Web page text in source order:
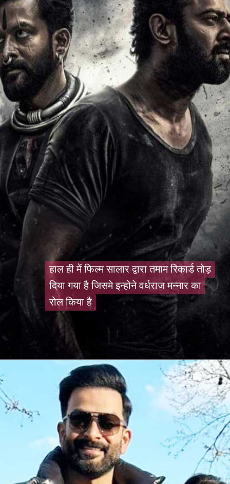
हाल ही में फिल्म सालार द्वारा तमाम रिकार्ड तोड़
दिया गया है जिसमे इन्होने वर्धराज मन्नार का
रोल किया है
हाल ही में फिल्म सालार द्वारा तमाम रिकार्ड तोड़
दिया गया है जिसमे इन्होने वर्धराज मन्नार का
रोल किया है